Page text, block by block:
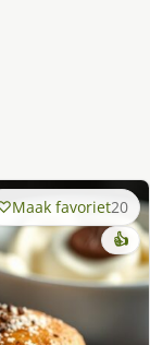
Maak favoriet20
👍